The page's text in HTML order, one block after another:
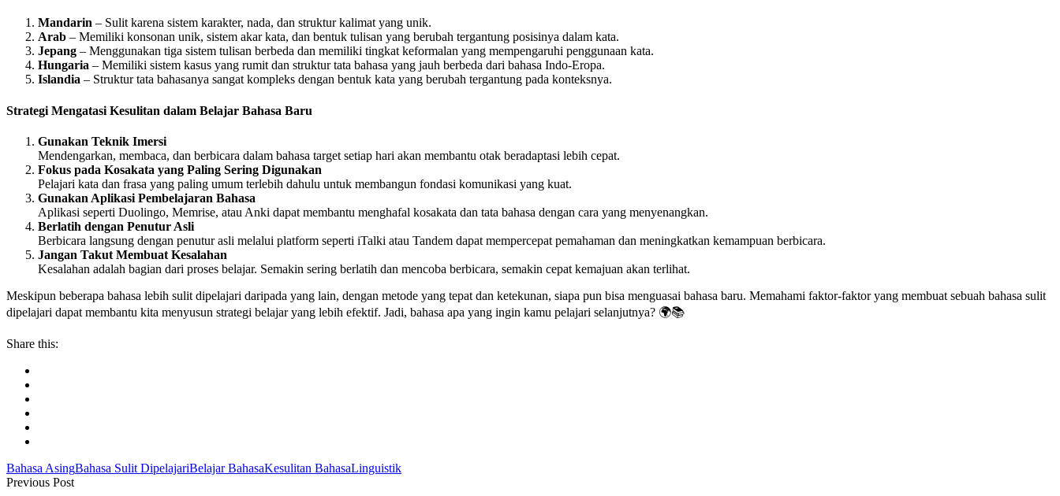
Mandarin – Sulit karena sistem karakter, nada, dan struktur kalimat yang unik.
Arab – Memiliki konsonan unik, sistem akar kata, dan bentuk tulisan yang berubah tergantung posisinya dalam kata.
Jepang – Menggunakan tiga sistem tulisan berbeda dan memiliki tingkat keformalan yang mempengaruhi penggunaan kata.
Hungaria – Memiliki sistem kasus yang rumit dan struktur tata bahasa yang jauh berbeda dari bahasa Indo-Eropa.
Islandia – Struktur tata bahasanya sangat kompleks dengan bentuk kata yang berubah tergantung pada konteksnya.
Strategi Mengatasi Kesulitan dalam Belajar Bahasa Baru
Gunakan Teknik Imersi
Mendengarkan, membaca, dan berbicara dalam bahasa target setiap hari akan membantu otak beradaptasi lebih cepat.
Fokus pada Kosakata yang Paling Sering Digunakan
Pelajari kata dan frasa yang paling umum terlebih dahulu untuk membangun fondasi komunikasi yang kuat.
Gunakan Aplikasi Pembelajaran Bahasa
Aplikasi seperti Duolingo, Memrise, atau Anki dapat membantu menghafal kosakata dan tata bahasa dengan cara yang menyenangkan.
Berlatih dengan Penutur Asli
Berbicara langsung dengan penutur asli melalui platform seperti iTalki atau Tandem dapat mempercepat pemahaman dan meningkatkan kemampuan berbicara.
Jangan Takut Membuat Kesalahan
Kesalahan adalah bagian dari proses belajar. Semakin sering berlatih dan mencoba berbicara, semakin cepat kemajuan akan terlihat.
Meskipun beberapa bahasa lebih sulit dipelajari daripada yang lain, dengan metode yang tepat dan ketekunan, siapa pun bisa menguasai bahasa baru. Memahami faktor-faktor yang membuat sebuah bahasa sulit
dipelajari dapat membantu kita menyusun strategi belajar yang lebih efektif. Jadi, bahasa apa yang ingin kamu pelajari selanjutnya? 🌍📚
Share this:
Bahasa AsingBahasa Sulit DipelajariBelajar BahasaKesulitan BahasaLinguistik
Previous Post